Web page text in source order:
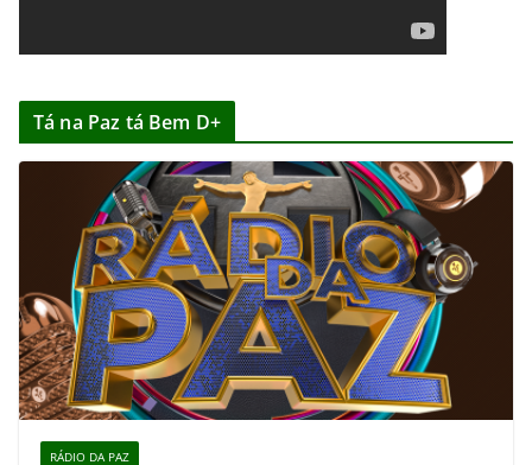
Tá na Paz tá Bem D+
RÁDIO DA PAZ